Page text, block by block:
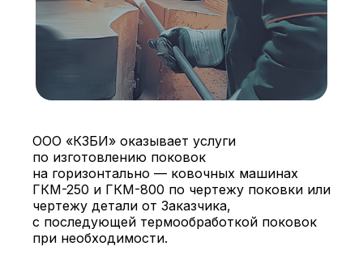
ООО «КЗБИ» оказывает услуги
по изготовлению поковок
на горизонтально — ковочных машинах
ГКМ-250 и ГКМ-800 по чертежу поковки или
чертежу детали от Заказчика,
с последующей термообработкой поковок
при необходимости.